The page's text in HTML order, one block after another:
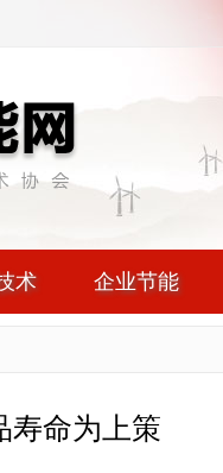
术 企业节能
寿命为上策